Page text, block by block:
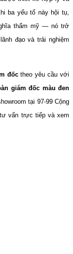
thẩm mỹ — nó trở
đạo và trải nghiệm
đốc theo yêu cầu với
giám đốc màu đen
tại 97-99 Cộng
vấn trực tiếp và xem